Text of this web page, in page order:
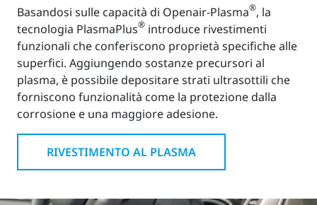
Basandosi sulle capacità di Openair-Plasma®, la
tecnologia PlasmaPlus® introduce rivestimenti
funzionali che conferiscono proprietà specifiche alle
superfici. Aggiungendo sostanze precursori al
plasma, è possibile depositare strati ultrasottili che
forniscono funzionalità come la protezione dalla
corrosione e una maggiore adesione.
RIVESTIMENTO AL PLASMA